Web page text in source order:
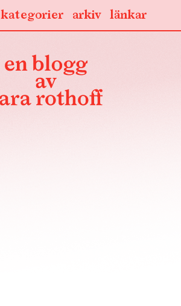
länkar
arkiv
kategorier